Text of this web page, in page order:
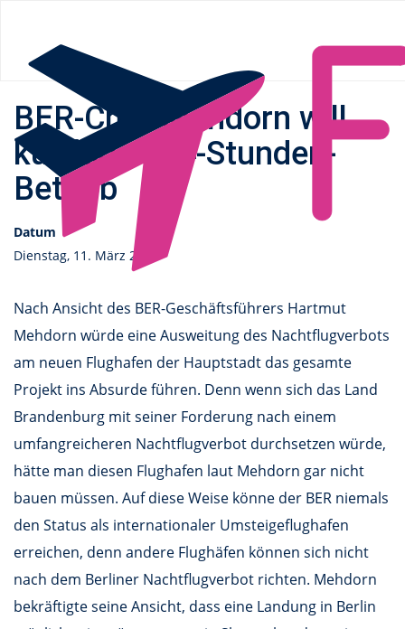
BER-Chef Mehdorn will
künftigen 24-Stunden-
Betrieb
Datum
Dienstag, 11. März 2014
Nach Ansicht des BER-Geschäftsführers Hartmut
Mehdorn würde eine Ausweitung des Nachtflugverbots
am neuen Flughafen der Hauptstadt das gesamte
Projekt ins Absurde führen. Denn wenn sich das Land
Brandenburg mit seiner Forderung nach einem
umfangreicheren Nachtflugverbot durchsetzen würde,
hätte man diesen Flughafen laut Mehdorn gar nicht
bauen müssen. Auf diese Weise könne der BER niemals
den Status als internationaler Umsteigeflughafen
erreichen, denn andere Flughäfen können sich nicht
nach dem Berliner Nachtflugverbot richten. Mehdorn
bekräftigte seine Ansicht, dass eine Landung in Berlin